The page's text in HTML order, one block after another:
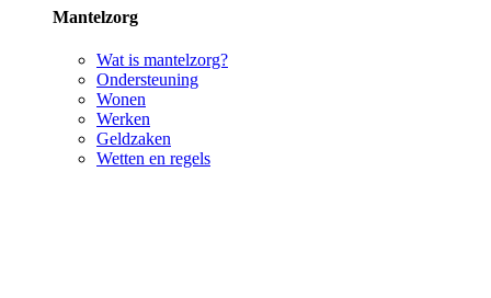
Mantelzorg
Wat is mantelzorg?
Ondersteuning
Wonen
Werken
Geldzaken
Wetten en regels